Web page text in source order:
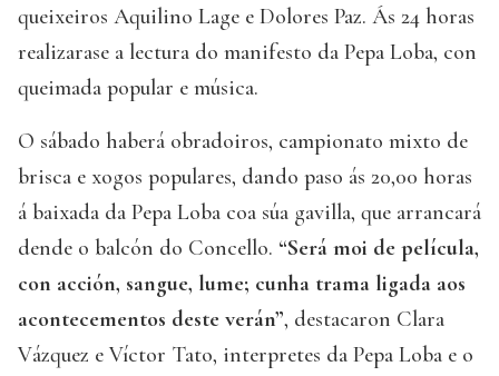
queixeiros Aquilino Lage e Dolores Paz. Ás 24 horas
realizarase a lectura do manifesto da Pepa Loba, con
queimada popular e música.
O sábado haberá obradoiros, campionato mixto de
brisca e xogos populares, dando paso ás 20,00 horas
á baixada da Pepa Loba coa súa gavilla, que arrancará
dende o balcón do Concello. “Será moi de película,
con acción, sangue, lume; cunha trama ligada aos
acontecementos deste verán”, destacaron Clara
Vázquez e Víctor Tato, interpretes da Pepa Loba e o